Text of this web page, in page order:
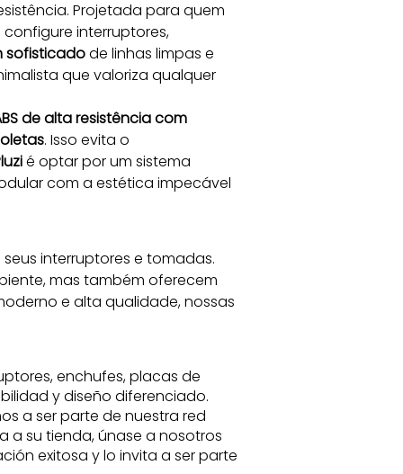
Projetada para quem
interruptores,
sofisticado de linhas limpas e
que valoriza qualquer
de alta resistência com
. Isso evita o
é optar por um sistema
com a estética impecável
interruptores e tomadas.
mas também oferecem
e alta qualidade, nossas
enchufes, placas de
y diseño diferenciado.
a ser parte de nuestra red
a su tienda, únase a nosotros
exitosa y lo invita a ser parte